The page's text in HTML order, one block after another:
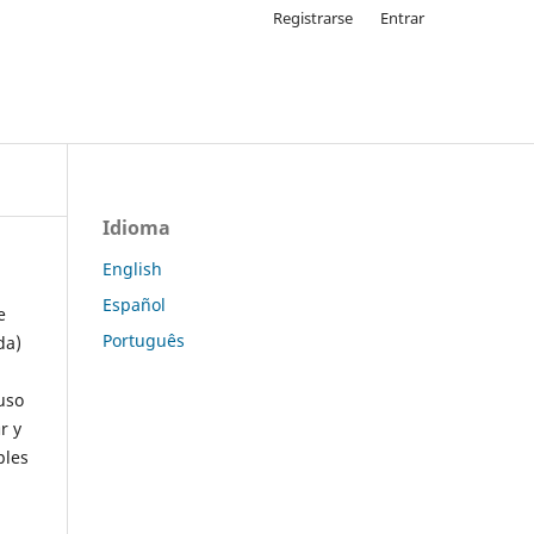
Registrarse Entrar
y
Idioma
English
Español
Português